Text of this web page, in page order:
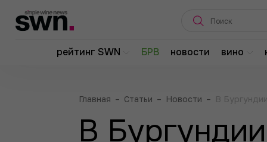
рейтинг SWN БРВ новости вино
Главная – Статьи – Новости – В
В